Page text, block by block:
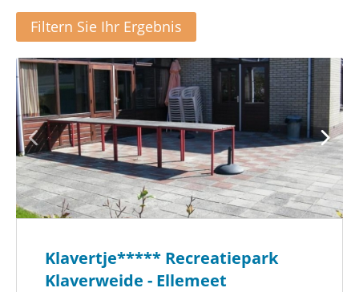
Filtern Sie Ihr Ergebnis
Klavertje***** Recreatiepark
Klaverweide - Ellemeet